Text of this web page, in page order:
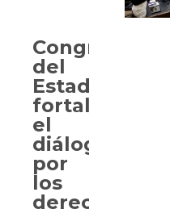
Congreso
del
Estado
fortalece
el
diálogo
por
los
derechos